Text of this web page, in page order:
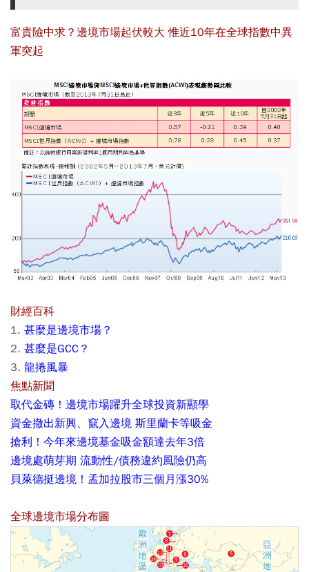
富貴險中求？邊境市場起伏較大 惟近10年在全球指數中異
軍突起
財經百科
1. 甚麼是邊境市場？
2. 甚麼是GCC？
3. 龍捲風暴
焦點新聞
取代金磚！邊境市場躍升全球投資新顯學
資金撤出新興、竄入邊境 斯里蘭卡等吸金
搶利！今年來邊境基金吸金額達去年3倍
邊境處萌芽期 流動性/債務違約風險仍高
貝萊德挺邊境！孟加拉股市三個月漲30%
全球邊境市場分布圖